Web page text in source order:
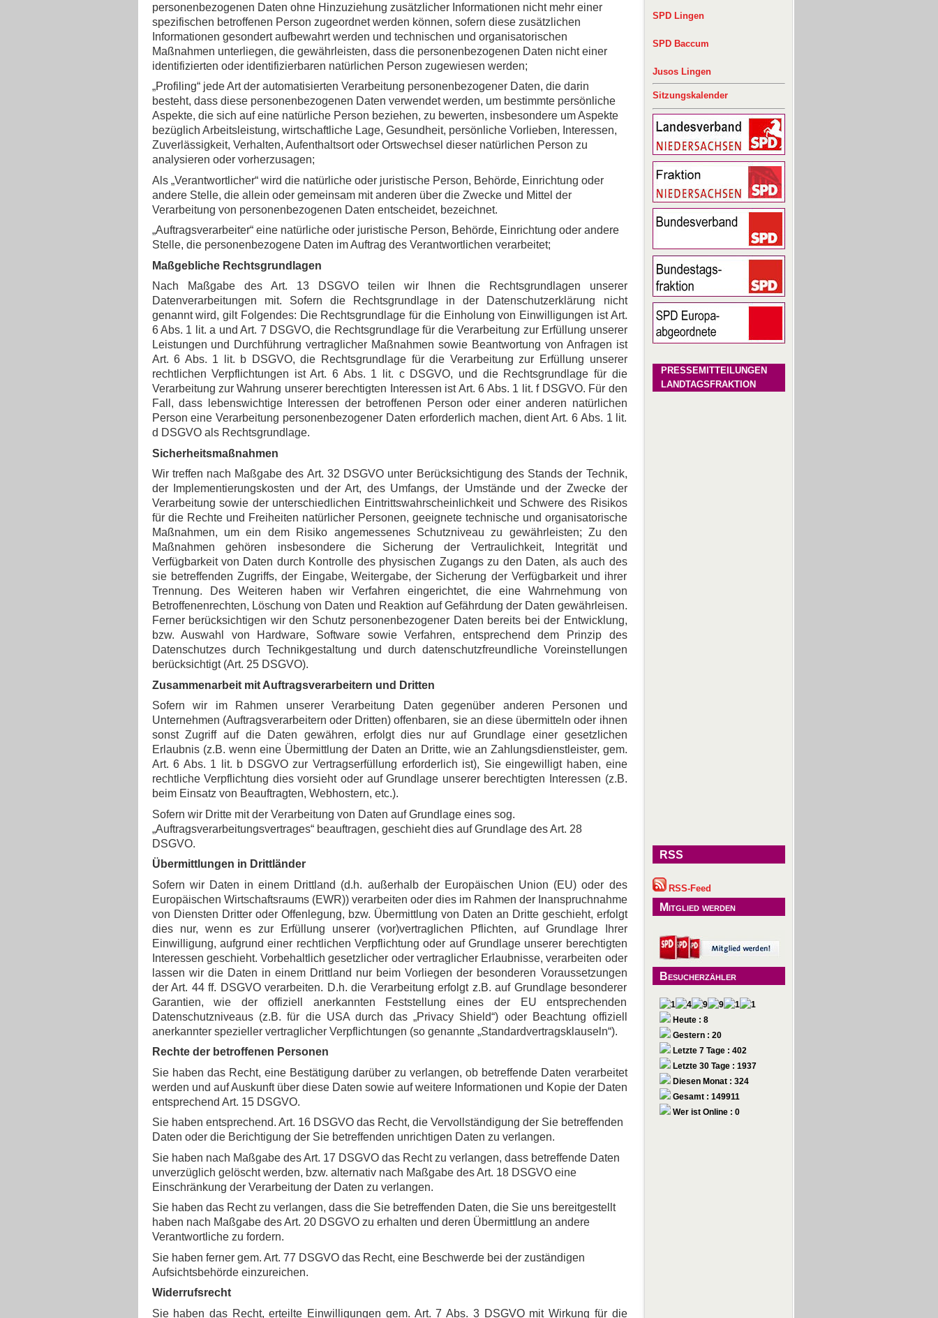
personenbezogenen Daten ohne Hinzuziehung zusätzlicher Informationen nicht mehr einer
spezifischen betroffenen Person zugeordnet werden können, sofern diese zusätzlichen
Informationen gesondert aufbewahrt werden und technischen und organisatorischen
Maßnahmen unterliegen, die gewährleisten, dass die personenbezogenen Daten nicht einer
identifizierten oder identifizierbaren natürlichen Person zugewiesen werden;
„Profiling“ jede Art der automatisierten Verarbeitung personenbezogener Daten, die darin
besteht, dass diese personenbezogenen Daten verwendet werden, um bestimmte persönliche
Aspekte, die sich auf eine natürliche Person beziehen, zu bewerten, insbesondere um Aspekte
bezüglich Arbeitsleistung, wirtschaftliche Lage, Gesundheit, persönliche Vorlieben, Interessen,
Zuverlässigkeit, Verhalten, Aufenthaltsort oder Ortswechsel dieser natürlichen Person zu
analysieren oder vorherzusagen;
Als „Verantwortlicher“ wird die natürliche oder juristische Person, Behörde, Einrichtung oder
andere Stelle, die allein oder gemeinsam mit anderen über die Zwecke und Mittel der
Verarbeitung von personenbezogenen Daten entscheidet, bezeichnet.
„Auftragsverarbeiter“ eine natürliche oder juristische Person, Behörde, Einrichtung oder andere
Stelle, die personenbezogene Daten im Auftrag des Verantwortlichen verarbeitet;
Maßgebliche Rechtsgrundlagen
Nach Maßgabe des Art. 13 DSGVO teilen wir Ihnen die Rechtsgrundlagen unserer
Datenverarbeitungen mit. Sofern die Rechtsgrundlage in der Datenschutzerklärung nicht
genannt wird, gilt Folgendes: Die Rechtsgrundlage für die Einholung von Einwilligungen ist Art.
6 Abs. 1 lit. a und Art. 7 DSGVO, die Rechtsgrundlage für die Verarbeitung zur Erfüllung unserer
Leistungen und Durchführung vertraglicher Maßnahmen sowie Beantwortung von Anfragen ist
Art. 6 Abs. 1 lit. b DSGVO, die Rechtsgrundlage für die Verarbeitung zur Erfüllung unserer
rechtlichen Verpflichtungen ist Art. 6 Abs. 1 lit. c DSGVO, und die Rechtsgrundlage für die
Verarbeitung zur Wahrung unserer berechtigten Interessen ist Art. 6 Abs. 1 lit. f DSGVO. Für den
Fall, dass lebenswichtige Interessen der betroffenen Person oder einer anderen natürlichen
Person eine Verarbeitung personenbezogener Daten erforderlich machen, dient Art. 6 Abs. 1 lit.
d DSGVO als Rechtsgrundlage.
Sicherheitsmaßnahmen
Wir treffen nach Maßgabe des Art. 32 DSGVO unter Berücksichtigung des Stands der Technik,
der Implementierungskosten und der Art, des Umfangs, der Umstände und der Zwecke der
Verarbeitung sowie der unterschiedlichen Eintrittswahrscheinlichkeit und Schwere des Risikos
für die Rechte und Freiheiten natürlicher Personen, geeignete technische und organisatorische
Maßnahmen, um ein dem Risiko angemessenes Schutzniveau zu gewährleisten; Zu den
Maßnahmen gehören insbesondere die Sicherung der Vertraulichkeit, Integrität und
Verfügbarkeit von Daten durch Kontrolle des physischen Zugangs zu den Daten, als auch des
sie betreffenden Zugriffs, der Eingabe, Weitergabe, der Sicherung der Verfügbarkeit und ihrer
Trennung. Des Weiteren haben wir Verfahren eingerichtet, die eine Wahrnehmung von
Betroffenenrechten, Löschung von Daten und Reaktion auf Gefährdung der Daten gewährleisen.
Ferner berücksichtigen wir den Schutz personenbezogener Daten bereits bei der Entwicklung,
bzw. Auswahl von Hardware, Software sowie Verfahren, entsprechend dem Prinzip des
Datenschutzes durch Technikgestaltung und durch datenschutzfreundliche Voreinstellungen
berücksichtigt (Art. 25 DSGVO).
Zusammenarbeit mit Auftragsverarbeitern und Dritten
Sofern wir im Rahmen unserer Verarbeitung Daten gegenüber anderen Personen und
Unternehmen (Auftragsverarbeitern oder Dritten) offenbaren, sie an diese übermitteln oder ihnen
sonst Zugriff auf die Daten gewähren, erfolgt dies nur auf Grundlage einer gesetzlichen
Erlaubnis (z.B. wenn eine Übermittlung der Daten an Dritte, wie an Zahlungsdienstleister, gem.
Art. 6 Abs. 1 lit. b DSGVO zur Vertragserfüllung erforderlich ist), Sie eingewilligt haben, eine
rechtliche Verpflichtung dies vorsieht oder auf Grundlage unserer berechtigten Interessen (z.B.
beim Einsatz von Beauftragten, Webhostern, etc.).
Sofern wir Dritte mit der Verarbeitung von Daten auf Grundlage eines sog.
„Auftragsverarbeitungsvertrages“ beauftragen, geschieht dies auf Grundlage des Art. 28
DSGVO.
Übermittlungen in Drittländer
Sofern wir Daten in einem Drittland (d.h. außerhalb der Europäischen Union (EU) oder des
Europäischen Wirtschaftsraums (EWR)) verarbeiten oder dies im Rahmen der Inanspruchnahme
von Diensten Dritter oder Offenlegung, bzw. Übermittlung von Daten an Dritte geschieht, erfolgt
dies nur, wenn es zur Erfüllung unserer (vor)vertraglichen Pflichten, auf Grundlage Ihrer
Einwilligung, aufgrund einer rechtlichen Verpflichtung oder auf Grundlage unserer berechtigten
Interessen geschieht. Vorbehaltlich gesetzlicher oder vertraglicher Erlaubnisse, verarbeiten oder
lassen wir die Daten in einem Drittland nur beim Vorliegen der besonderen Voraussetzungen
der Art. 44 ff. DSGVO verarbeiten. D.h. die Verarbeitung erfolgt z.B. auf Grundlage besonderer
Garantien, wie der offiziell anerkannten Feststellung eines der EU entsprechenden
Datenschutzniveaus (z.B. für die USA durch das „Privacy Shield“) oder Beachtung offiziell
anerkannter spezieller vertraglicher Verpflichtungen (so genannte „Standardvertragsklauseln“).
Rechte der betroffenen Personen
Sie haben das Recht, eine Bestätigung darüber zu verlangen, ob betreffende Daten verarbeitet
werden und auf Auskunft über diese Daten sowie auf weitere Informationen und Kopie der Daten
entsprechend Art. 15 DSGVO.
Sie haben entsprechend. Art. 16 DSGVO das Recht, die Vervollständigung der Sie betreffenden
Daten oder die Berichtigung der Sie betreffenden unrichtigen Daten zu verlangen.
Sie haben nach Maßgabe des Art. 17 DSGVO das Recht zu verlangen, dass betreffende Daten
unverzüglich gelöscht werden, bzw. alternativ nach Maßgabe des Art. 18 DSGVO eine
Einschränkung der Verarbeitung der Daten zu verlangen.
Sie haben das Recht zu verlangen, dass die Sie betreffenden Daten, die Sie uns bereitgestellt
haben nach Maßgabe des Art. 20 DSGVO zu erhalten und deren Übermittlung an andere
Verantwortliche zu fordern.
Sie haben ferner gem. Art. 77 DSGVO das Recht, eine Beschwerde bei der zuständigen
Aufsichtsbehörde einzureichen.
Widerrufsrecht
Sie haben das Recht, erteilte Einwilligungen gem. Art. 7 Abs. 3 DSGVO mit Wirkung für die
SPD Lingen
SPD Baccum
Jusos Lingen
Sitzungskalender
PRESSEMITTEILUNGEN
LANDTAGSFRAKTION
RSS
RSS-Feed
Mitglied werden
Besucherzähler
Heute : 8
Gestern : 20
Letzte 7 Tage : 402
Letzte 30 Tage : 1937
Diesen Monat : 324
Gesamt : 149911
Wer ist Online : 0